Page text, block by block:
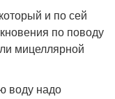
и по сей
по поводу
мицеллярной
воду надо